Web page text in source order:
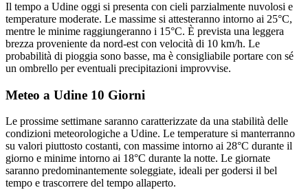
Il tempo a Udine oggi si presenta con cieli parzialmente nuvolosi e
temperature moderate. Le massime si attesteranno intorno ai 25°C,
mentre le minime raggiungeranno i 15°C. È prevista una leggera
brezza proveniente da nord-est con velocità di 10 km/h. Le
probabilità di pioggia sono basse, ma è consigliabile portare con sé
un ombrello per eventuali precipitazioni improvvise.
Meteo a Udine 10 Giorni
Le prossime settimane saranno caratterizzate da una stabilità delle
condizioni meteorologiche a Udine. Le temperature si manterranno
su valori piuttosto costanti, con massime intorno ai 28°C durante il
giorno e minime intorno ai 18°C durante la notte. Le giornate
saranno predominantemente soleggiate, ideali per godersi il bel
tempo e trascorrere del tempo allaperto.